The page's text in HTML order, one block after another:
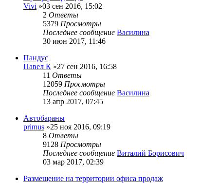
Vivi »03 сен 2016, 15:02
2 Ответы
5379 Просмотры
Последнее сообщение Василина
30 июн 2017, 11:46
Пандус
Павел К »27 сен 2016, 16:58
11 Ответы
12059 Просмотры
Последнее сообщение Василина
13 апр 2017, 07:45
Автобараны
primus »25 ноя 2016, 09:19
8 Ответы
9128 Просмотры
Последнее сообщение Виталий Борисович
03 мар 2017, 02:39
Размещение на территории офиса продаж